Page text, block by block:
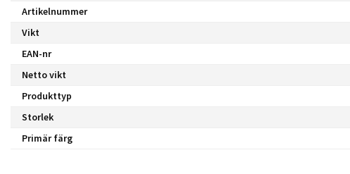
Artikelnummer
Vikt
EAN-nr
Netto vikt
Produkttyp
Storlek
Primär färg